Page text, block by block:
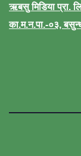
ऋबसु मिडिया प्रा.
का.म.न.पा.-०३,